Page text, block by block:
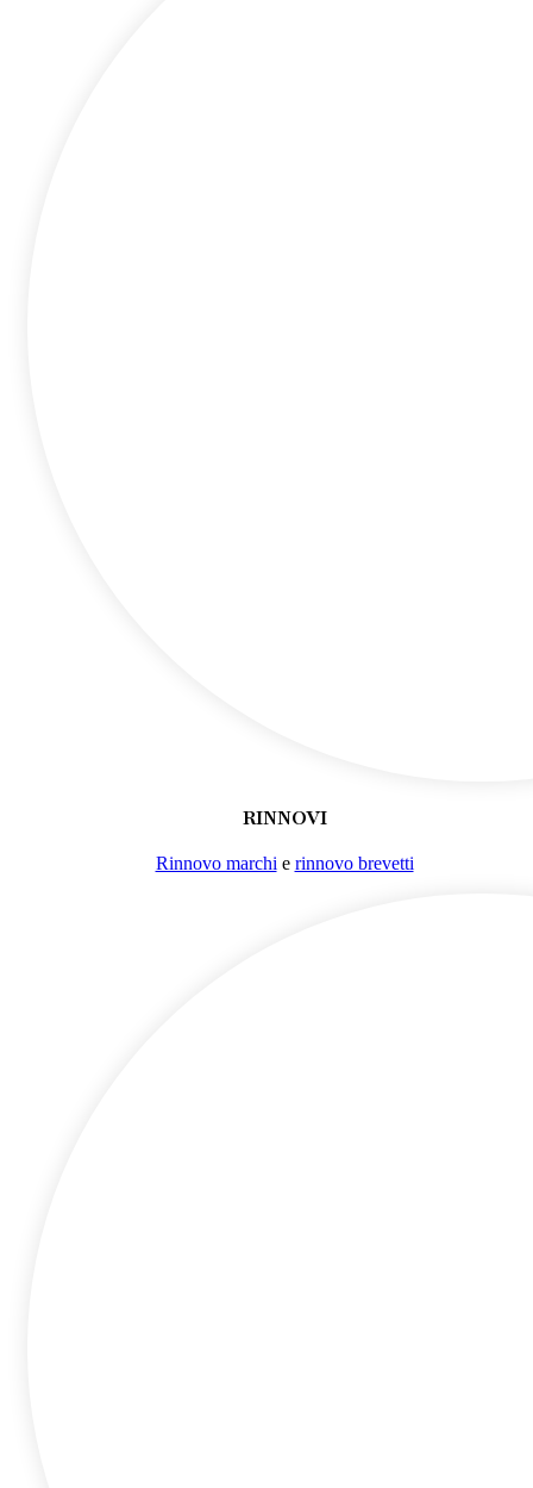
RINNOVI
Rinnovo marchi e rinnovo brevetti